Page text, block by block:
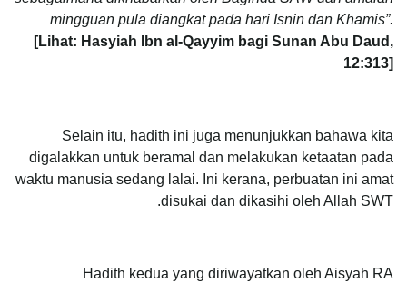
mingguan pula diangkat pada hari Isnin dan Khamis”.
[Lihat: Hasyiah Ibn al-Qayyim bagi Sunan Abu Daud,
12:313]
Selain itu, hadith ini juga menunjukkan bahawa kita
digalakkan untuk beramal dan melakukan ketaatan pada
waktu manusia sedang lalai. Ini kerana, perbuatan ini amat
disukai dan dikasihi oleh Allah SWT.
Hadith kedua yang diriwayatkan oleh Aisyah RA